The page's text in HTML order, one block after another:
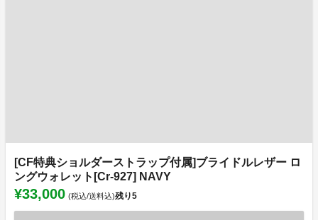
[CF特典ショルダーストラップ付属]ブライドルレザー ロ
ングウォレット[Cr-927] NAVY
¥33,000 (税込/送料込)残り5